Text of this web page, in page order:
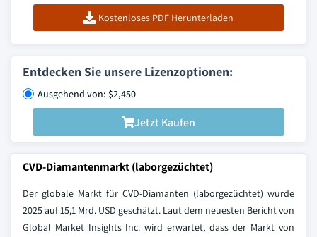
Kostenloses PDF Herunterladen
Entdecken Sie unsere Lizenzoptionen:
Ausgehend von: $2,450
Jetzt Kaufen
CVD-Diamantenmarkt (laborgezüchtet)
Der globale Markt für CVD-Diamanten (laborgezüchtet) wurde
2025 auf 15,1 Mrd. USD geschätzt. Laut dem neuesten Bericht von
Global Market Insights Inc. wird erwartet, dass der Markt von